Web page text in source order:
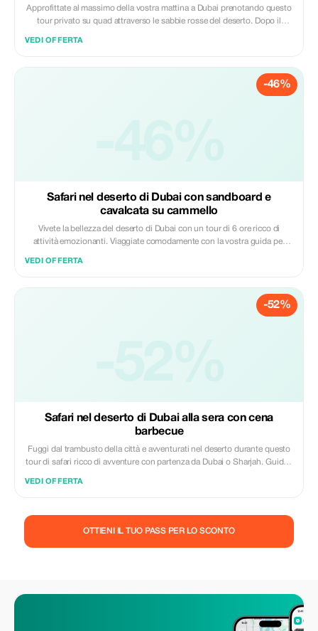
Approfittate al massimo della vostra mattina a Dubai prenotando questo
tour privato su quad attraverso le sabbie rosse del deserto. Dopo il
VEDI OFFERTA
-46%
-46%
Safari nel deserto di Dubai con sandboard e
cavalcata su cammello
Vivete la bellezza del deserto di Dubai con un tour di 6 ore ricco di
attività emozionanti. Viaggiate comodamente con la vostra guida per
spettacoli culturali dal vivo sotto cieli stellati. Gustate una deliziosa cena
a base di barbecue attorno a un autentico falò completo di opzioni
VEDI OFFERTA
-52%
Safari nel deserto di Dubai alla sera con cena
barbecue
Fuggi dal trambusto della città e avventurati nel deserto durante questo
tour di safari ricco di avventure con partenza da Dubai o Sharjah. Guidati
VEDI OFFERTA
OTTIENI IL TUO PASS PER LO SCONTO